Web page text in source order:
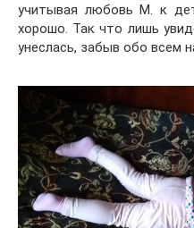
учитывая любовь М. к
хорошо. Так что лишь
унеслась, забыв обо всем